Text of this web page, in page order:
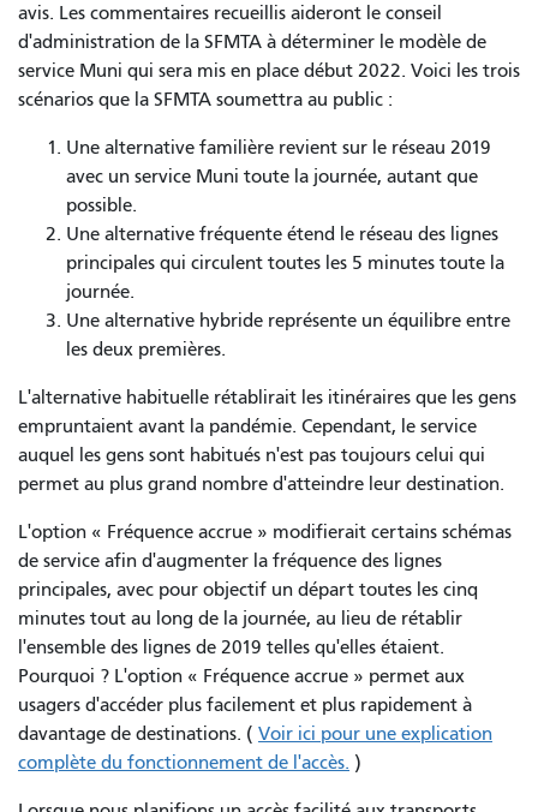
avis. Les commentaires recueillis aideront le conseil
d'administration de la SFMTA à déterminer le modèle de
service Muni qui sera mis en place début 2022. Voici les trois
scénarios que la SFMTA soumettra au public :
Une alternative familière revient sur le réseau 2019
avec un service Muni toute la journée, autant que
possible.
Une alternative fréquente étend le réseau des lignes
principales qui circulent toutes les 5 minutes toute la
journée.
Une alternative hybride représente un équilibre entre
les deux premières.
L'alternative habituelle rétablirait les itinéraires que les gens
empruntaient avant la pandémie. Cependant, le service
auquel les gens sont habitués n'est pas toujours celui qui
permet au plus grand nombre d'atteindre leur destination.
L'option « Fréquence accrue » modifierait certains schémas
de service afin d'augmenter la fréquence des lignes
principales, avec pour objectif un départ toutes les cinq
minutes tout au long de la journée, au lieu de rétablir
l'ensemble des lignes de 2019 telles qu'elles étaient.
Pourquoi ? L'option « Fréquence accrue » permet aux
usagers d'accéder plus facilement et plus rapidement à
davantage de destinations. ( Voir ici pour une explication
complète du fonctionnement de l'accès. )